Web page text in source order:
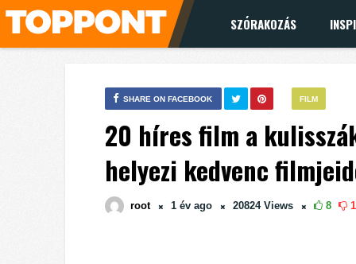
SZÓRAKOZÁS
FILM
SHARE ON FACEBOOK
20 híres film a
helyezi kedvenc
root 1 év ago 20824 Views 8